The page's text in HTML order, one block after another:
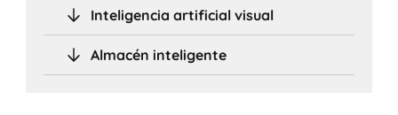
Inteligencia artificial visual
Almacén inteligente